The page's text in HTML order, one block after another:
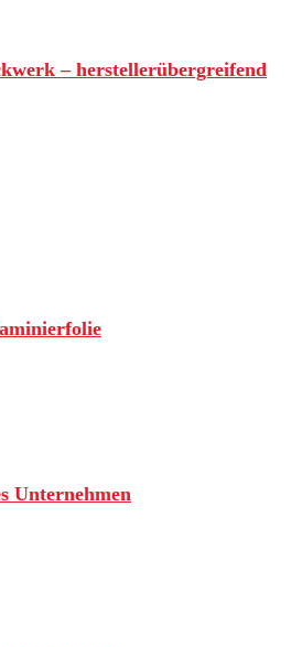
– herstellerübergreifend
Unternehmen